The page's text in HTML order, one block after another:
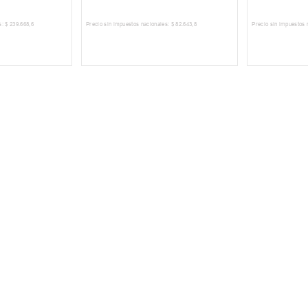
$ 239.668 6 Precio sin impuestos nacionales: $ 82.643 8 Precio sin impuestos